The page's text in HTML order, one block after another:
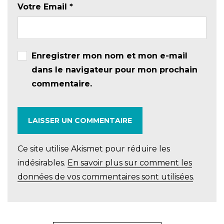
Votre Email *
Enregistrer mon nom et mon e-mail
dans le navigateur pour mon prochain
commentaire.
Ce site utilise Akismet pour réduire les
indésirables. En savoir plus sur comment les
données de vos commentaires sont utilisées.